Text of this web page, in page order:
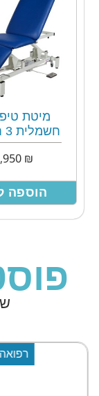
מיטת
חשמלית 3 חלקים
₪
הוספה